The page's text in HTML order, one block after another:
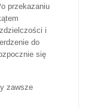
przekazaniu
i
do
się
zawsze